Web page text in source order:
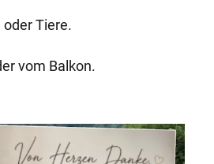
Tiere.
vom Balkon.